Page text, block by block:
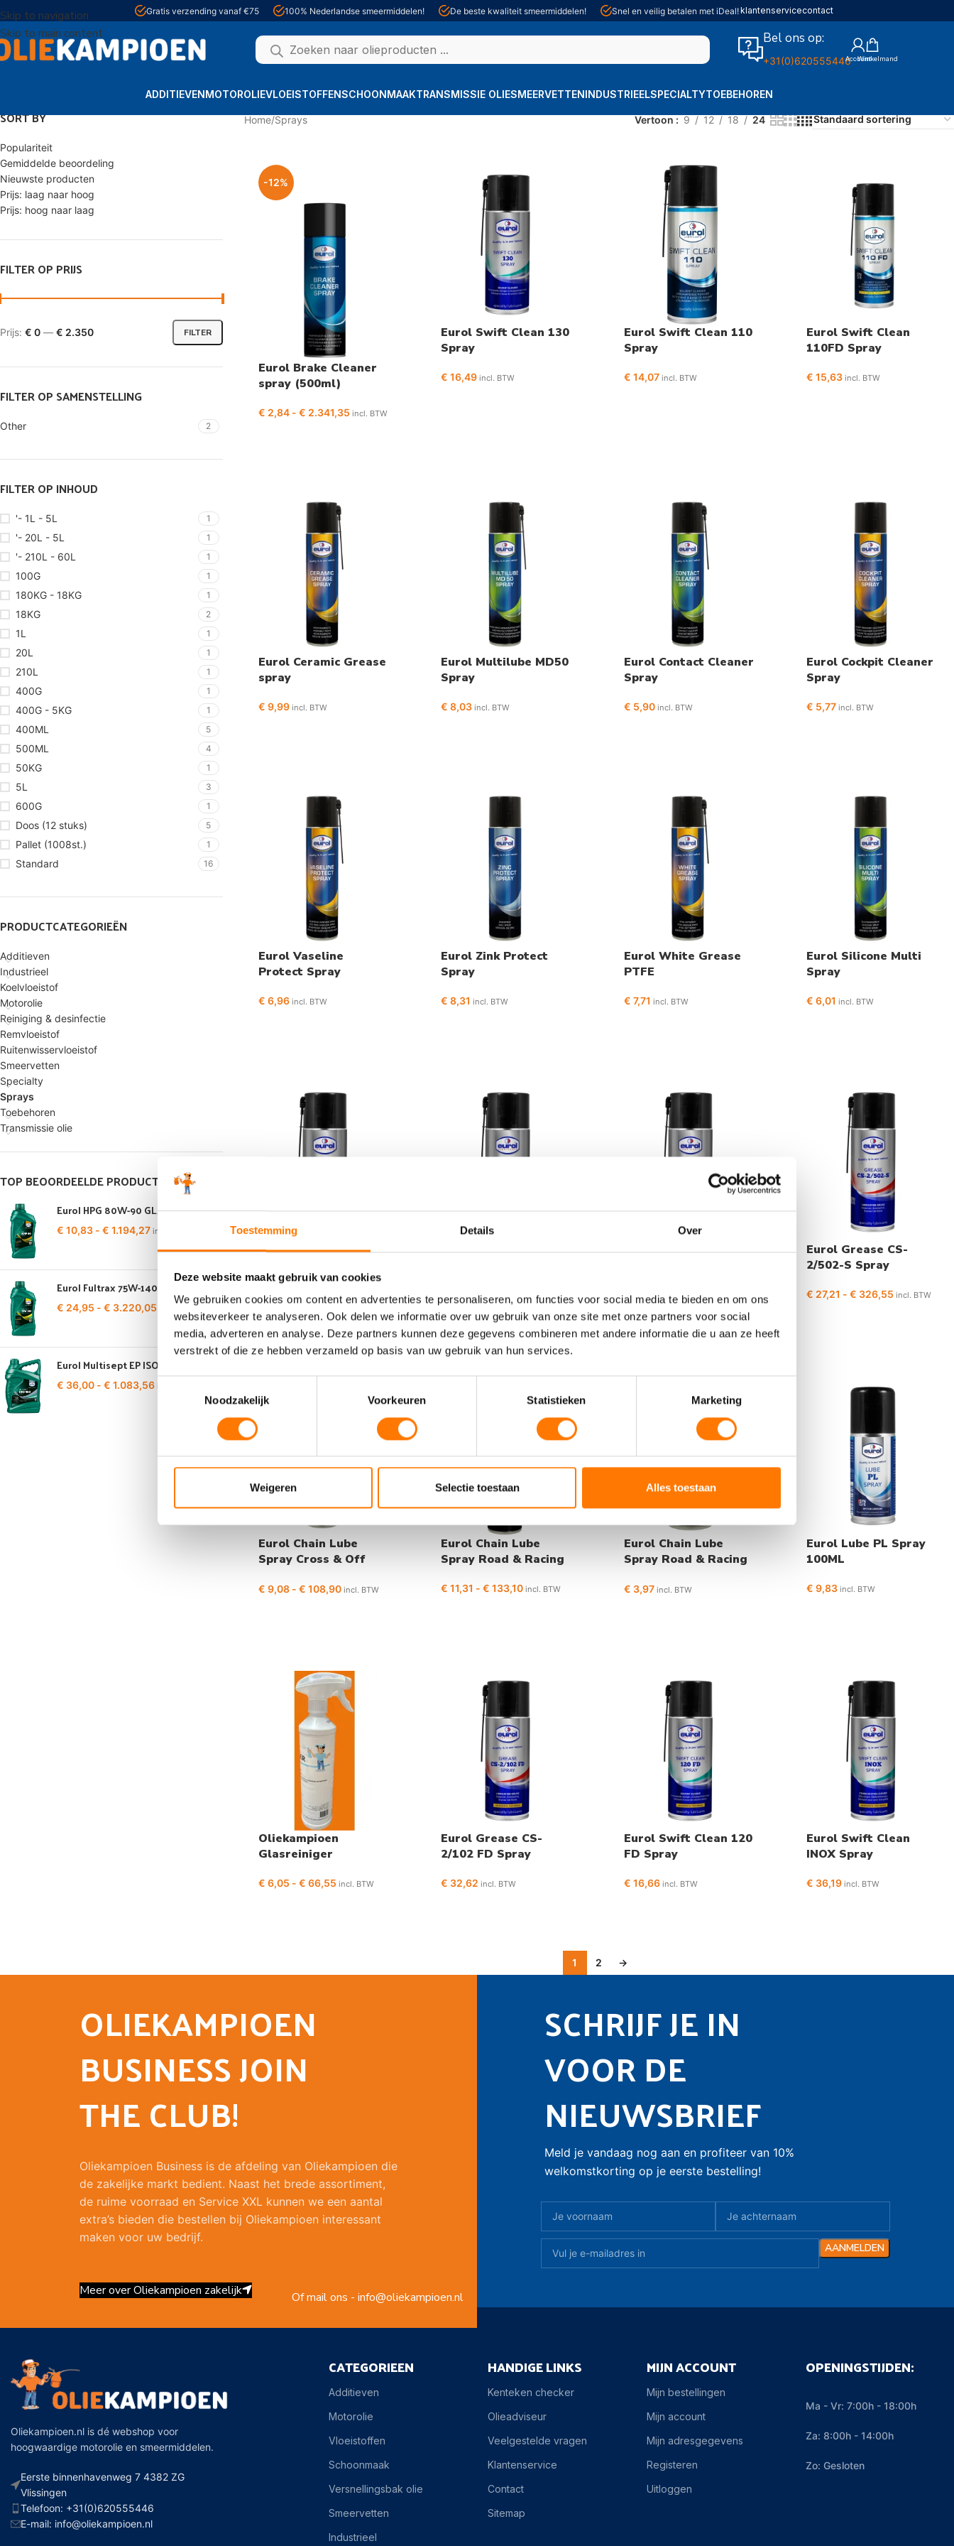
Toestemming Details Over
Deze website maakt gebruik van cookies
We gebruiken cookies om content en advertenties te personaliseren, om functies voor social media te bieden en om ons
websiteverkeer te analyseren. Ook delen we informatie over uw gebruik van onze site met onze partners voor social
media, adverteren en analyse. Deze partners kunnen deze gegevens combineren met andere informatie die u aan ze heeft
verstrekt of die ze hebben verzameld op basis van uw gebruik van hun services.
Noodzakelijk
Voorkeuren Statistieken Marketing
Weigeren Selectie toestaan Alles toestaan
Skip to navigation
Skip to main content
Gratis verzending vanaf €75 100% Nederlandse smeermiddelen! De beste kwaliteit smeermiddelen! Snel en veilig betalen met iDeal!klantenservicecontact
Bel ons op:
+31(0)620555446
ADDITIEVENMOTOROLIEVLOEISTOFFENSCHOONMAAKTRANSMISSIE OLIESMEERVETTENINDUSTRIEELSPECIALTYTOEBEHOREN
SORT BY
Populariteit
Gemiddelde beoordeling
Nieuwste producten
Prijs: laag naar hoog
Prijs: hoog naar laag
FILTER OP PRIJS
FILTER
Prijs: € 0 — € 2.350
FILTER OP SAMENSTELLING
Other 2
FILTER OP INHOUD
'- 1L - 5L 1
'- 20L - 5L 1
'- 210L - 60L 1
100G 1
180KG - 18KG 1
18KG 2
1L 1
20L 1
210L 1
400G 1
400G - 5KG 1
400ML 5
500ML 4
50KG 1
5L 3
600G 1
Doos (12 stuks) 5
Pallet (1008st.) 1
Standard 16
PRODUCTCATEGORIEËN
Additieven
Industrieel
Koelvloeistof
Motorolie
Reiniging & desinfectie
Remvloeistof
Ruitenwisservloeistof
Smeervetten
Specialty
Sprays
Toebehoren
Transmissie olie
TOP BEOORDEELDE PRODUCTEN
Eurol HPG 80W-90 GL5
€ 10,83 - € 1.194,27 incl. BTW
Eurol Fultrax 75W-140 LS
€ 24,95 - € 3.220,05 incl. BTW
Eurol Multisept EP ISO 460
€ 36,00 - € 1.083,56
Home Sprays Vertoon 9 12 18 24
-12%
Eurol Brake Cleaner
spray (500ml)
€ 2,84 - € 2.341,35 incl. BTW
Eurol Swift Clean 130
Spray
€ 16,49 incl. BTW
Eurol Swift Clean 110
Spray
€ 14,07 incl. BTW
Eurol Swift Clean
110FD Spray
€ 15,63 incl. BTW
Eurol Ceramic Grease
spray
€ 9,99 incl. BTW
Eurol Multilube MD50
Spray
€ 8,03 incl. BTW
Eurol Contact Cleaner
Spray
€ 5,90 incl. BTW
Eurol Cockpit Cleaner
Spray
€ 5,77 incl. BTW
Eurol Vaseline
Protect Spray
€ 6,96 incl. BTW
Eurol Zink Protect
Spray
€ 8,31 incl. BTW
Eurol White Grease
PTFE
€ 7,71 incl. BTW
Eurol Silicone Multi
Spray
€ 6,01 incl. BTW
Eurol Lube PL Spray
€22,59 incl. BTW
Eurol CL-F Lube Spray
Eurol Swift Clean
€9,03 incl. BTW
Eurol Grease CS-
2/502-S Spray
€ 27,21 - € 326,55 incl. BTW
Eurol Chain Lube
Spray Cross & Off
€ 9,08 - € 108,90 incl. BTW
Eurol Chain Lube
Spray Road & Racing
€ 11,31 - € 133,10 incl. BTW
Eurol Chain Lube
Spray Road & Racing
€ 3,97 incl. BTW
Eurol Lube PL Spray
100ML
€ 9,83 incl. BTW
Oliekampioen
Glasreiniger
€ 6,05 - € 66,55 incl. BTW
Eurol Grease CS-
2/102 FD Spray
€ 32,62 incl. BTW
Eurol Swift Clean 120
FD Spray
€ 16,66 incl. BTW
Eurol Swift Clean
INOX Spray
€ 36,19 incl. BTW
1 2 →
OLIEKAMPIOEN
BUSINESS JOIN
THE CLUB!
Oliekampioen Business is de afdeling van Oliekampioen die
de zakelijke markt bedient. Naast het brede assortiment,
de ruime voorraad en Service XXL kunnen we een aantal
extra’s bieden die bestellen bij Oliekampioen interessant
maken voor uw bedrijf.
Meer over Oliekampioen zakelijk Of mail ons - info@oliekampioen.nl
SCHRIJF JE IN
VOOR DE
NIEUWSBRIEF
Meld je vandaag nog aan en profiteer van 10%
welkomstkorting op je eerste bestelling!
Oliekampioen.nl is dé webshop voor
hoogwaardige motorolie en smeermiddelen.
Eerste binnenhavenweg 7 4382 ZG
Vlissingen
Telefoon: +31(0)620555446
E-mail: info@oliekampioen.nl
CATEGORIEEN
Additieven
Motorolie
Vloeistoffen
Schoonmaak
Versnellingsbak olie
Smeervetten
Industrieel
HANDIGE LINKS
Kenteken checker
Olieadviseur
Veelgestelde vragen
Klantenservice
Contact
Sitemap
MIJN ACCOUNT
Mijn bestellingen
Mijn account
Mijn adresgegevens
Registeren
Uitloggen
OPENINGSTIJDEN:
Ma - Vr: 7:00h - 18:00h
Za: 8:00h - 14:00h
Zo: Gesloten